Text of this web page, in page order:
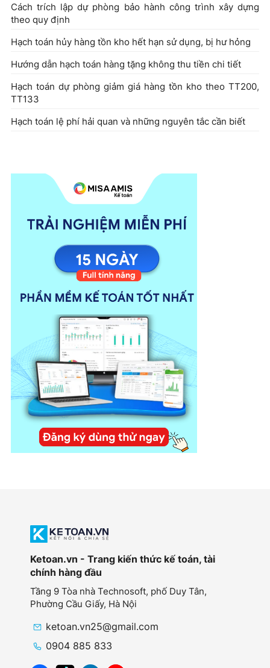
Cách trích lập dự phòng bảo hành công trình xây dựng
theo quy định
Hạch toán hủy hàng tồn kho hết hạn sử dụng, bị hư hỏng
Hướng dẫn hạch toán hàng tặng không thu tiền chi tiết
Hạch toán dự phòng giảm giá hàng tồn kho theo TT200,
TT133
Hạch toán lệ phí hải quan và những nguyên tắc cần biết
Ketoan.vn - Trang kiến thức kế toán, tài
chính hàng đầu
Tầng 9 Tòa nhà Technosoft, phố Duy Tân,
Phường Cầu Giấy, Hà Nội
ketoan.vn25@gmail.com
0904 885 833